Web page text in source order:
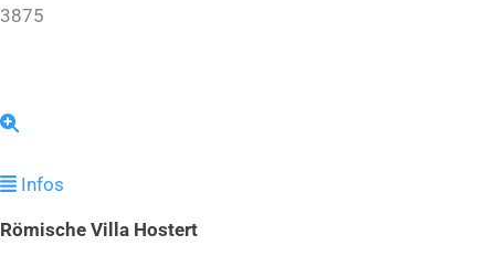
3875
Infos
Römische Villa Hostert